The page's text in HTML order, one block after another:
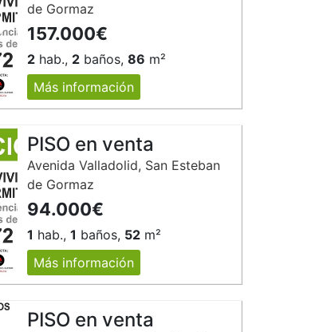
Siguiente
de Gormaz
157.000€
2 hab., 2 baños,86 m²
Más información
PISO en venta
Avenida Valladolid, San Esteban
de Gormaz
94.000€
1 hab.,1 baños, 52 m²
Más información
PISO en venta